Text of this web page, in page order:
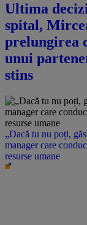
Ultima
spital,
prelungirea
unui
stins
„Dacă tu nu poți,
manager care
resurse umane